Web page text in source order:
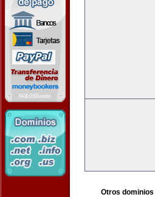
Otros